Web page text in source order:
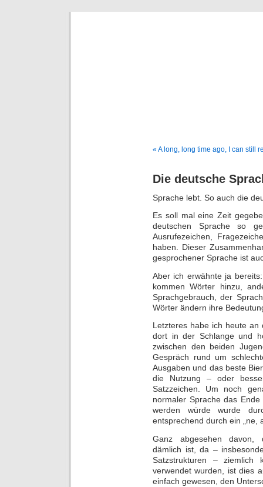
« A long, long time ago, I can still
Die deutsche
Sprache lebt. So auch die
Es soll mal eine Zeit
deutschen Sprache so
Ausrufezeichen,
haben. Dieser
gesprochener Sprache ist
Aber ich erwähnte ja
kommen Wörter hinzu,
Sprachgebrauch, der
Wörter ändern ihre
Letzteres habe ich heute an
dort in der Schlange und
zwischen den beiden
Gespräch rund um
Ausgaben und das beste
die Nutzung – oder
Satzzeichen. Um noch
normaler Sprache das
werden würde wurde
entsprechend durch ein „ne,
Ganz abgesehen davon,
dämlich ist, da –
Satzstrukturen – ziemlich
verwendet wurden, ist dies
einfach gewesen, den